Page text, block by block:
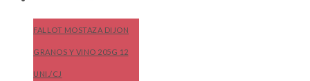
FALLOT MOSTAZA DIJON
GRANOS Y VINO 205G 12
UNI./CJ